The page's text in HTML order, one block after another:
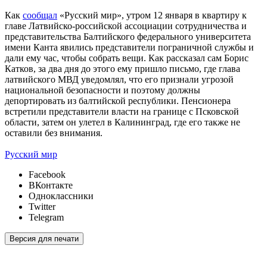
Как сообщал «Русский мир», утром 12 января в квартиру к
главе Латвийско-российской ассоциации сотрудничества и
представительства Балтийского федерального университета
имени Канта явились представители пограничной службы и
дали ему час, чтобы собрать вещи. Как рассказал сам Борис
Катков, за два дня до этого ему пришло письмо, где глава
латвийского МВД уведомлял, что его признали угрозой
национальной безопасности и поэтому должны
депортировать из балтийской республики. Пенсионера
встретили представители власти на границе с Псковской
области, затем он улетел в Калининград, где его также не
оставили без внимания.
Русский мир
Facebook
ВКонтакте
Одноклассники
Twitter
Telegram
Версия для печати